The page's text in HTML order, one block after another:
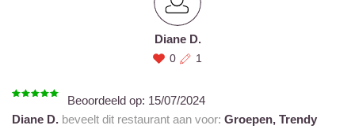
Diane D.
0 1
Beoordeeld op: 15/07/2024
Diane D. beveelt dit restaurant aan voor: Groepen, Trendy